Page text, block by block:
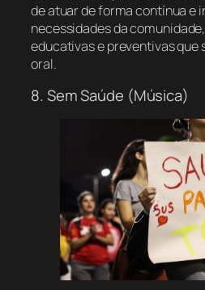
de atuar de forma contínua e
necessidades da
educativas e preventivas que
oral.
8. Sem Saúde (Música)